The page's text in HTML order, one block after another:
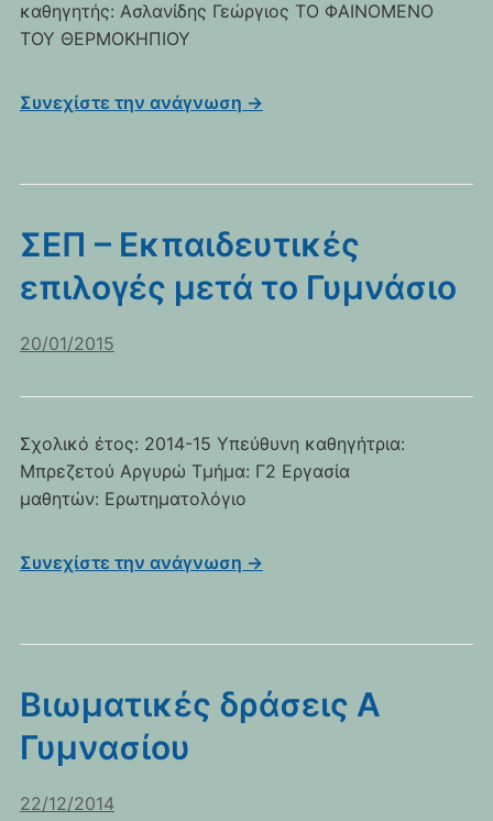
καθηγητής: Ασλανίδης Γεώργιος ΤΟ ΦΑΙΝΟΜΕΝΟ
ΤΟΥ ΘΕΡΜΟΚΗΠΙΟΥ
Συνεχίστε την ανάγνωση →
ΣΕΠ – Εκπαιδευτικές
επιλογές μετά το Γυμνάσιο
20/01/2015
Σχολικό έτος: 2014-15 Υπεύθυνη καθηγήτρια:
Μπρεζετού Αργυρώ Τμήμα: Γ2 Εργασία
μαθητών: Ερωτηματολόγιο
Συνεχίστε την ανάγνωση →
Βιωματικές δράσεις Α
Γυμνασίου
22/12/2014